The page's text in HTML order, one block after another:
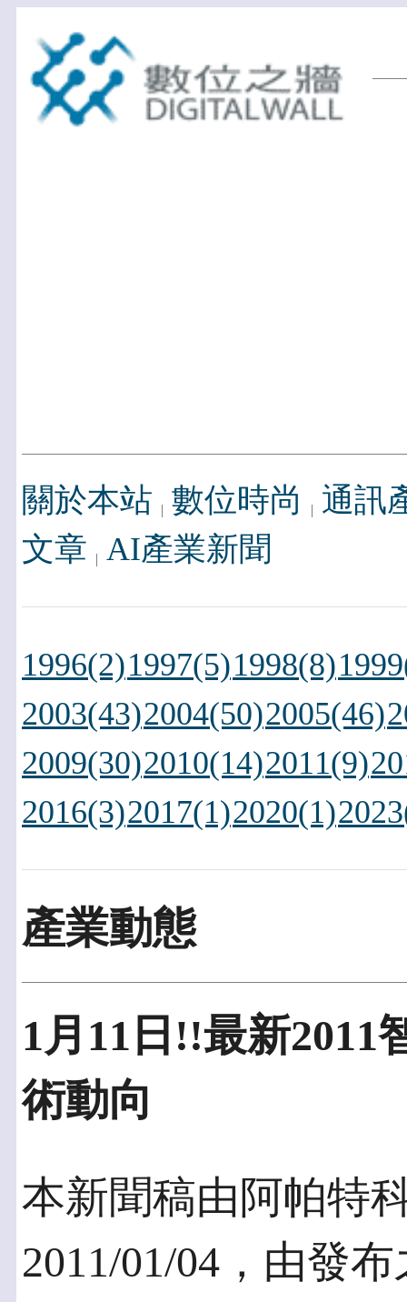
關於本站 數位時尚
通訊
文章 AI產業新聞
1996(2)1997(5)1998(8)
2003(43)2004(50)2005(46)
2009(30)2010(14)2011(9)
2016(3)2017(1)2020(1)
產業動態
1月11日!!最新2011
術動向
本新聞稿由阿帕特
2011/01/04，由發